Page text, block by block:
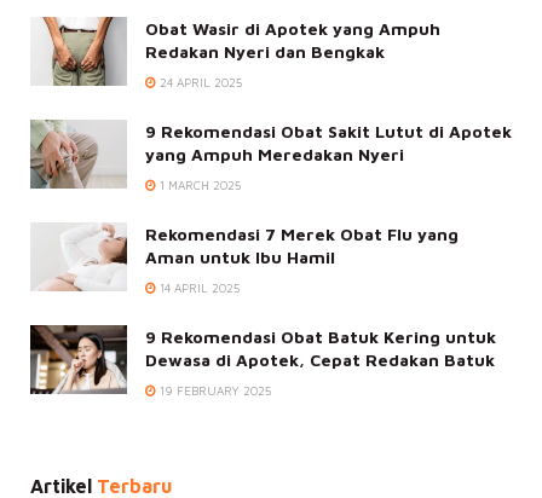
Obat Wasir di Apotek yang Ampuh
Redakan Nyeri dan Bengkak
24 APRIL 2025
9 Rekomendasi Obat Sakit Lutut di Apotek
yang Ampuh Meredakan Nyeri
1 MARCH 2025
Rekomendasi 7 Merek Obat Flu yang
Aman untuk Ibu Hamil
14 APRIL 2025
9 Rekomendasi Obat Batuk Kering untuk
Dewasa di Apotek, Cepat Redakan Batuk
19 FEBRUARY 2025
Artikel Terbaru